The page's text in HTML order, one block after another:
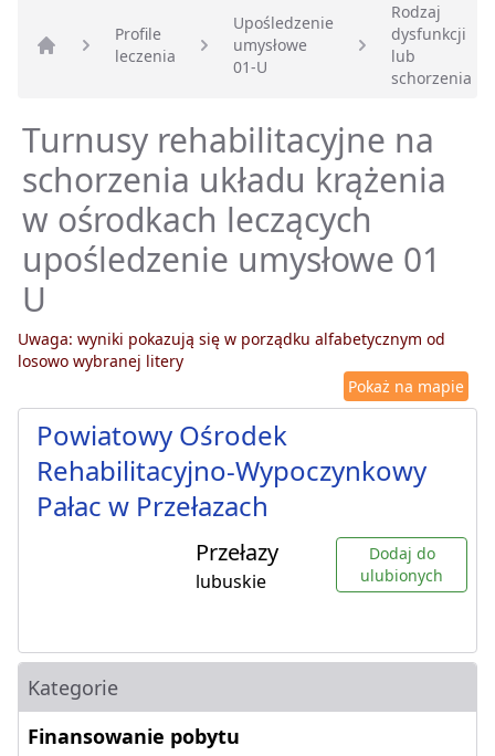
Strona główna
Profile
leczenia
Upośledzenie
umysłowe
01-U
Rodzaj
dysfunkcji
lub
schorzenia
Turnusy rehabilitacyjne na
schorzenia układu krążenia
w ośrodkach leczących
upośledzenie umysłowe 01
U
Uwaga: wyniki pokazują się w porządku alfabetycznym od
losowo wybranej litery
Pokaż na mapie
Powiatowy Ośrodek
Rehabilitacyjno-Wypoczynkowy
Pałac w Przełazach
Przełazy
lubuskie
Dodaj do
ulubionych
Kategorie
Finansowanie pobytu